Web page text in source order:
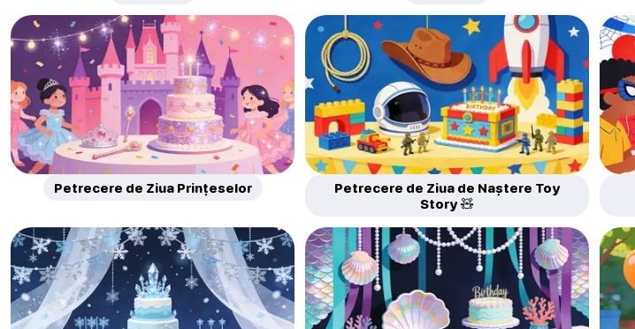
Petrecere de Ziua Prințeselor
Petrecere de Ziua de Naștere Toy
Story 🧸